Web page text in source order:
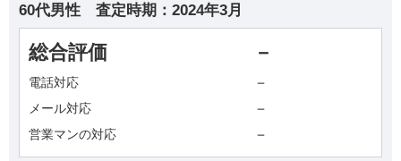
60代男性 査定時期： 2024年3月
総合評価 －
電話対応 －
メール対応 －
営業マンの対応 －